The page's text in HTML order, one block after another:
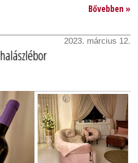
Bővebben »
2023. március 12.